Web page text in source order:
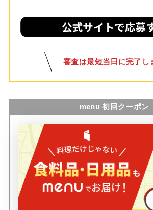
審査は最短当日に完了し
menu 初回クーポン